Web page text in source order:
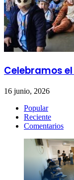
Celebramos
16 junio, 2026
Popular
Reciente
Comentarios